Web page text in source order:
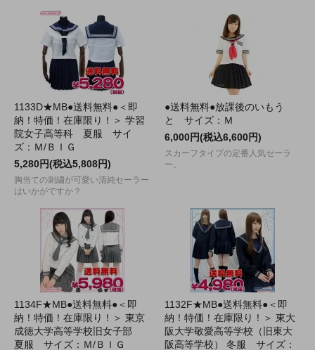
1133D★MB●送料無料●＜即
納！特価！在庫限り！＞ 学習
院女子高等科 夏服 サイ
ズ：Ｍ/ＢＩＧ
5,280円(税込5,808円)
胸当ての刺繍が可愛い清純セーラー
はいかがですか？
●送料無料●放課後のいもう
と サイズ：Ｍ
6,000円(税込6,600円)
スカーフタイプの定番人気セーラ
ー。
1134F★MB●送料無料●＜即
納！特価！在庫限り！＞ 東京
成徳大学高等学校旧女子部
夏服 サイズ：Ｍ/ＢＩＧ
1132F★MB●送料無料●＜即
納！特価！在庫限り！＞ 東大
阪大学敬愛高等学校（旧東大
阪高等学校） 冬服 サイズ：